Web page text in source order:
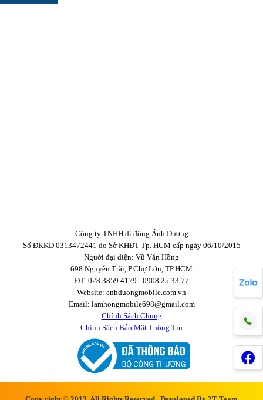
Công ty TNHH di động Ánh Dương
Số ĐKKD 0313472441 do Sở KHĐT Tp. HCM cấp ngày 06/10/2015
Người đại diện: Vũ Văn Hồng
698 Nguyễn Trãi, P.Chợ Lớn, TP.HCM
ĐT: 028.3859.4179 - 0908.25.33.77
Website: anhduongmobile.com.vn
Email: lamhongmobile698@gmail.com
Chính Sách Chung
Chính Sách Bảo Mật Thông Tin